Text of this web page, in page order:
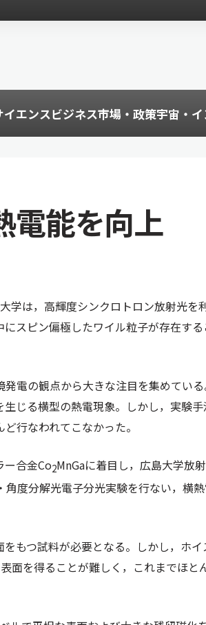
イエンスビジネス市場・政策宇宙・
電能を向上
学は，高輝度シンクロトロン放射光を
スピン偏極したワイル粒子が存在する
電の観点から大きな注目を集めてい
じる横型の熱電現象。しかし，実験
行なわれてこなかった。
ー合金Co2MnGaに着目し，広島大学放
度分解光電子分光実験を行ない，横
もつ試料が必要となる。しかし，ホイ
面を得ることが難しく，これまでほと